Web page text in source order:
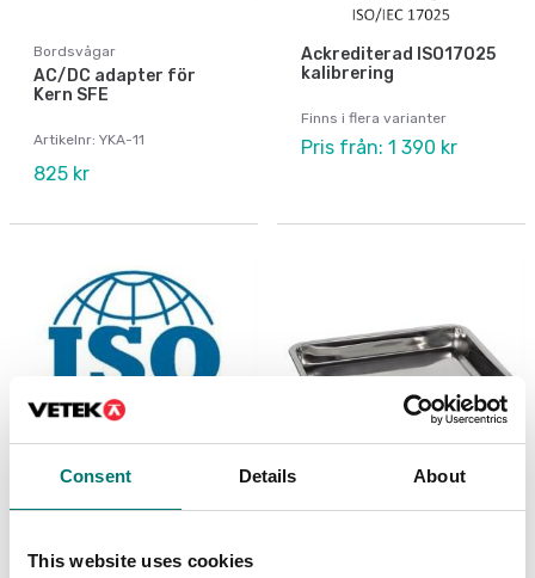
Consent Details About
This website uses cookies
Bordsvågar
AC/DC adapter för
Kern SFE
Artikelnr: YKA-11
825 kr
Ackrediterad ISO17025
kalibrering
Finns i flera varianter
Pris från: 1 390 kr